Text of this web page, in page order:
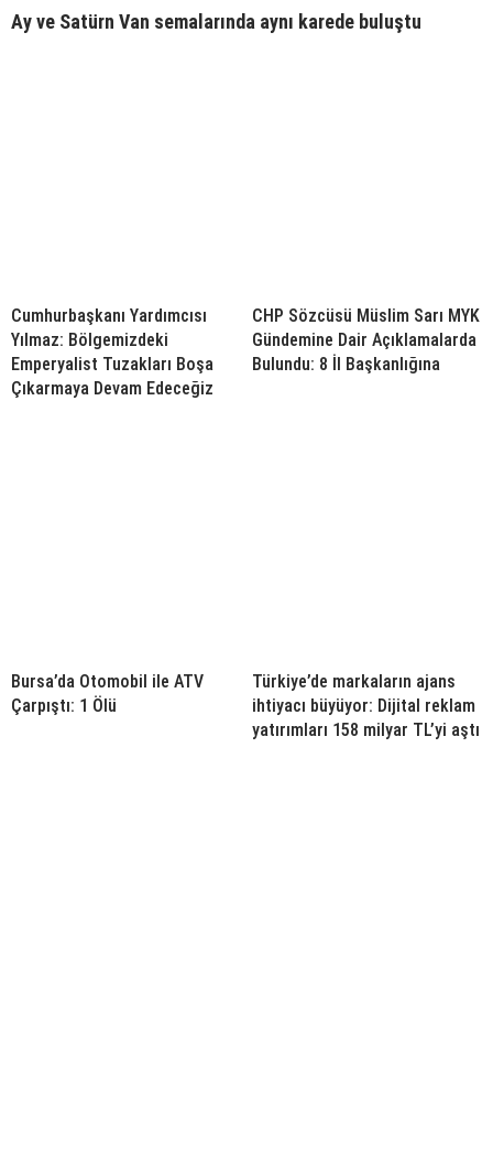
Ay ve Satürn Van semalarında aynı karede buluştu
Cumhurbaşkanı Yardımcısı
Yılmaz: Bölgemizdeki
Emperyalist Tuzakları Boşa
Çıkarmaya Devam Edeceğiz
CHP Sözcüsü Müslim Sarı MYK
Gündemine Dair Açıklamalarda
Bulundu: 8 İl Başkanlığına
Bursa’da Otomobil ile ATV
Çarpıştı: 1 Ölü
Türkiye’de markaların ajans
ihtiyacı büyüyor: Dijital reklam
yatırımları 158 milyar TL’yi aştı